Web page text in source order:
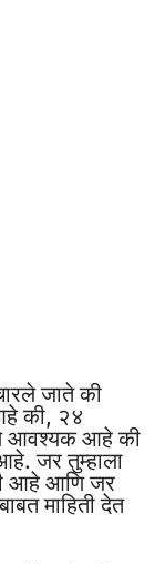
जाते की
की, २४
आवश्यक आहे की
जर तुम्हाला
आहे आणि जर
माहिती देत